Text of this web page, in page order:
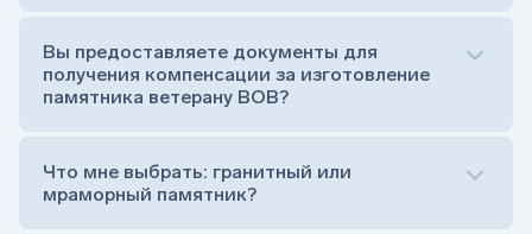
Тумба (постамент, на который при помощи
штыря устанавливается стела)
Цветник (обрамление могилки, бывает, что
Обработка и сверловка комплекта
Расположение символа веры (крестик или
Вы предоставляете документы для
получения компенсации за изготовление
памятника ветерану ВОВ?
Что мне выбрать: гранитный или
мраморный памятник?